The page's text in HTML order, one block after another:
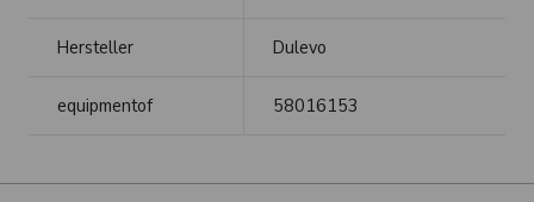
Hersteller Dulevo
equipmentof 58016153